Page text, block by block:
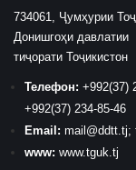
734061, Ҷумҳурии
Донишгоҳи давлатии
тиҷорати Тоҷикистон
Телефон: +992(37)
+992(37) 234-85-46
Email: mail @ddtt.tj;
www: www.tguk.tj